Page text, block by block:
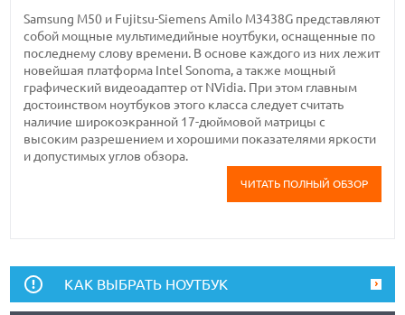
Samsung M50 и Fujitsu-Siemens Amilo M3438G представляют
собой мощные мультимедийные ноутбуки, оснащенные по
последнему слову времени. В основе каждого из них лежит
новейшая платформа Intel Sonoma, а также мощный
графический видеоадаптер от NVidia. При этом главным
достоинством ноутбуков этого класса следует считать
наличие широкоэкранной 17-дюймовой матрицы с
высоким разрешением и хорошими показателями яркости
и допустимых углов обзора.
ЧИТАТЬ ПОЛНЫЙ ОБЗОР
КАК ВЫБРАТЬ НОУТБУК